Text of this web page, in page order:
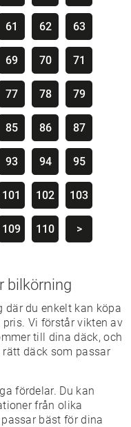
61 62 63
69 70 71
77 78 79
85 86 87
93 94 95
101 102 103
109 110 >
bilkörning
där du enkelt kan köpa
Vi förstår vikten av
till dina däck, och
däck som passar
fördelar. Du kan
från olika
bäst för dina